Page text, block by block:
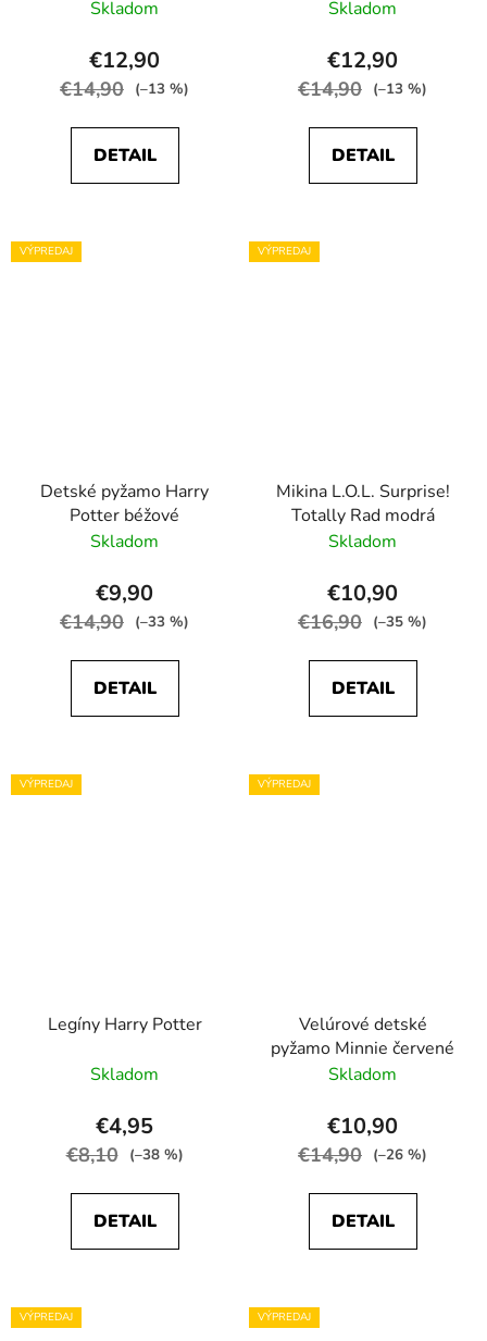
Skladom
€12,90
€14,90 (–13 %)
DETAIL
Skladom
€12,90
€14,90 (–13 %)
DETAIL
VÝPREDAJ
Detské pyžamo Harry
Potter béžové
Skladom
€9,90
€14,90 (–33 %)
DETAIL
VÝPREDAJ
Mikina L.O.L. Surprise!
Totally Rad modrá
Skladom
€10,90
€16,90 (–35 %)
DETAIL
VÝPREDAJ
Legíny Harry Potter
Skladom
€4,95
€8,10 (–38 %)
DETAIL
VÝPREDAJ
Velúrové detské
pyžamo Minnie červené
Skladom
€10,90
€14,90 (–26 %)
DETAIL
VÝPREDAJ VÝPREDAJ